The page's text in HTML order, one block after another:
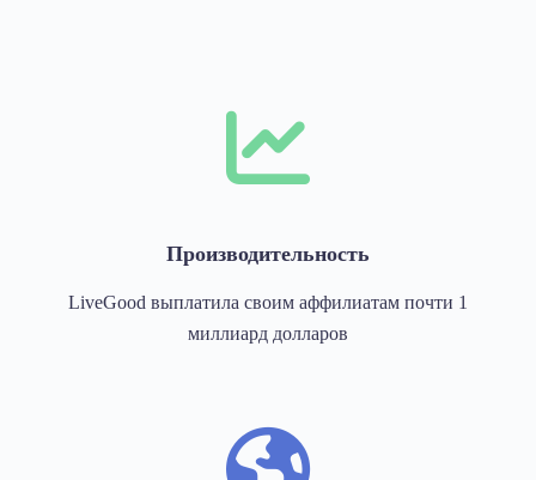
Производительность
LiveGood выплатила своим аффилиатам почти 1
миллиард долларов